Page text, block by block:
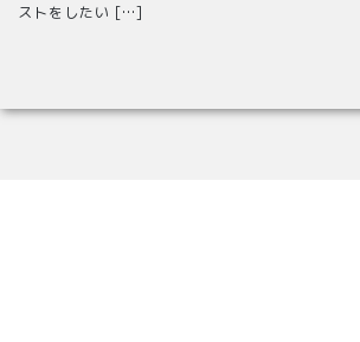
ストをしたい […]